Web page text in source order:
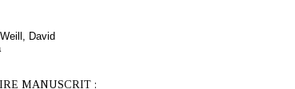
David
MANUSCRIT :